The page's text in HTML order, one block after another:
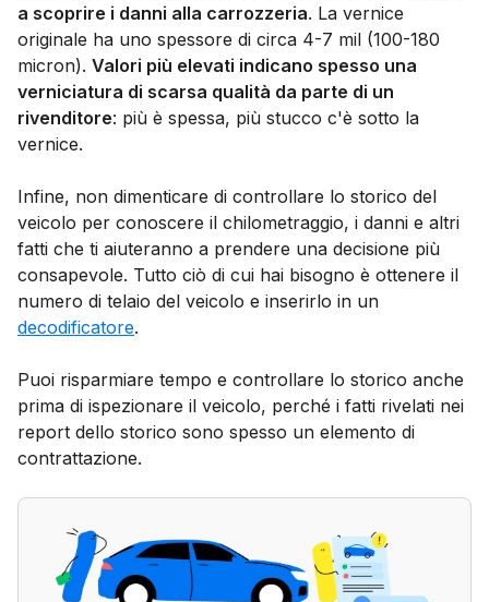
a scoprire i danni alla carrozzeria. La vernice
originale ha uno spessore di circa 4-7 mil (100-180
micron). Valori più elevati indicano spesso una
verniciatura di scarsa qualità da parte di un
rivenditore: più è spessa, più stucco c'è sotto la
vernice.
Infine, non dimenticare di controllare lo storico del
veicolo per conoscere il chilometraggio, i danni e altri
fatti che ti aiuteranno a prendere una decisione più
consapevole. Tutto ciò di cui hai bisogno è ottenere il
numero di telaio del veicolo e inserirlo in un
decodificatore.
Puoi risparmiare tempo e controllare lo storico anche
prima di ispezionare il veicolo, perché i fatti rivelati nei
report dello storico sono spesso un elemento di
contrattazione.